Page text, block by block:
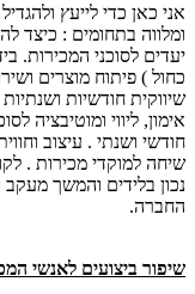
אני כאן כדי לייעץ
ומלווה בתחומים : כיצד
יעדים לסוכני המכירות.
כחול ) פיתוח מוצרים
שיווקית חודשיות ושנתיות
אימון, ליווי ומוטיבציה
חודשי ושנתי . עיצוב
שיחה למוקדי מכירות .
נכון בלידים והמשך
החברה.
שיפור ביצועים לאנשי